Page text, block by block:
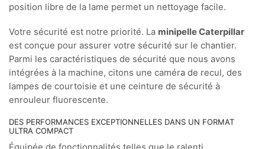
position libre de la lame permet un nettoyage facile.
Votre sécurité est notre priorité. La minipelle Caterpillar
est conçue pour assurer votre sécurité sur le chantier.
Parmi les caractéristiques de sécurité que nous avons
intégrées à la machine, citons une caméra de recul, des
lampes de courtoisie et une ceinture de sécurité à
enrouleur fluorescente.
DES PERFORMANCES EXCEPTIONNELLES DANS UN FORMAT
ULTRA COMPACT